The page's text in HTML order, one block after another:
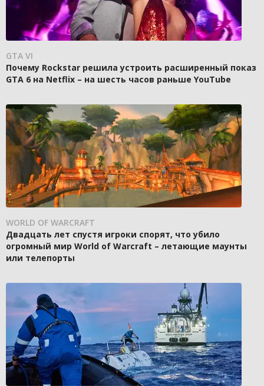
GTA VI
Почему Rockstar решила устроить расширенный показ
GTA 6 на Netflix – на шесть часов раньше YouTube
WORLD OF WARCRAFT
Двадцать лет спустя игроки спорят, что убило
огромный мир World of Warcraft – летающие маунты
или телепорты